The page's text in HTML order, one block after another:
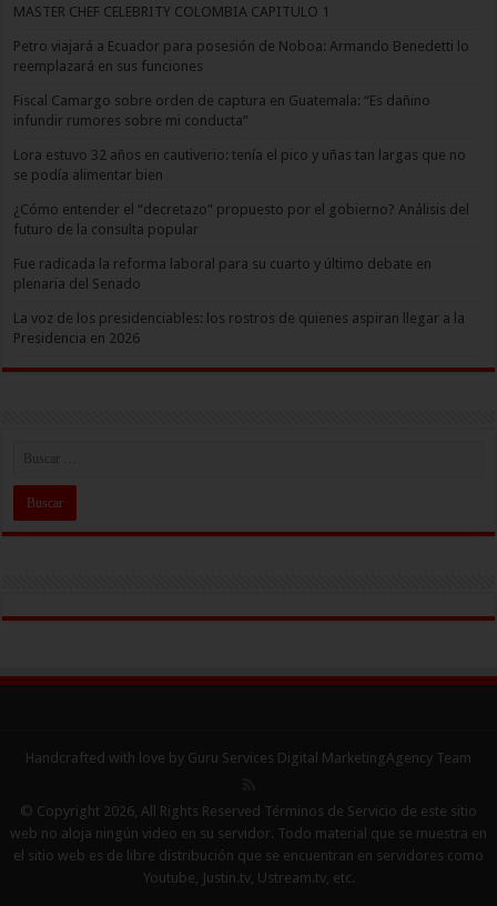
MASTER CHEF CELEBRITY COLOMBIA CAPITULO 1
Petro viajará a Ecuador para posesión de Noboa: Armando Benedetti lo
reemplazará en sus funciones
Fiscal Camargo sobre orden de captura en Guatemala: “Es dañino
infundir rumores sobre mi conducta”
Lora estuvo 32 años en cautiverio: tenía el pico y uñas tan largas que no
se podía alimentar bien
¿Cómo entender el “decretazo” propuesto por el gobierno? Análisis del
futuro de la consulta popular
Fue radicada la reforma laboral para su cuarto y último debate en
plenaria del Senado
La voz de los presidenciables: los rostros de quienes aspiran llegar a la
Presidencia en 2026
Handcrafted with love by Guru Services Digital MarketingAgency Team
© Copyright 2026, All Rights Reserved Términos de Servicio de este sitio
web no aloja ningún video en su servidor. Todo material que se muestra en
el sitio web es de libre distribución que se encuentran en servidores como
Youtube, Justin.tv, Ustream.tv, etc.